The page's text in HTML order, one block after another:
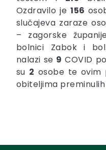
Ozdravilo je156
slučajeva zaraze
– zagorske
bolnici Zabok i
nalazi se 9 COVID
su 2 osobe te ovim
obiteljima preminulih